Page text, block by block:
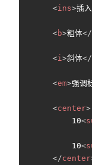
<ins>插
<b>粗体</
<i>斜体</
<em>强调
<center>
        10
<
        10
<
</center